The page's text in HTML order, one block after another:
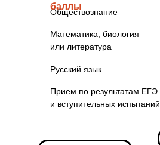
Обществознание
Прием по результатам ЕГЭ
и вступительных испытаний
Математика, биология
или литература
Русский язык
баллы